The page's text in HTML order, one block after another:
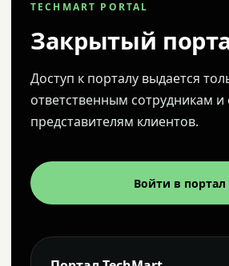
TECHMART PORTAL
Закрытый
Доступ к порталу выдается
ответственным сотрудникам
представителям клиентов.
Войти в портал